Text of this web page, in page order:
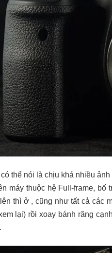
có thể nói là chịu khá nhiều
máy thuộc hệ Full-frame,
thì ở , cũng như tất cả các
lại) rồi xoay bánh răng